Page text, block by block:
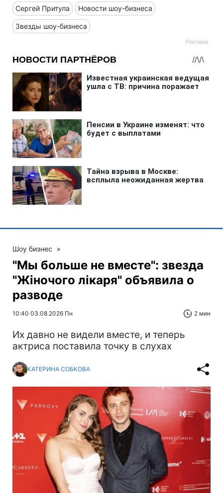
Сергей Притула Новости шоу-бизнеса
Звезды шоу-бизнеса
Шоу бизнес »
"Мы больше не вместе": звезда
"Жіночого лікаря" объявила о
разводе
10:40 03.08.2026 Пн 2 мин
Их давно не видели вместе, и теперь
актриса поставила точку в слухах
КАТЕРИНА СОБКОВА